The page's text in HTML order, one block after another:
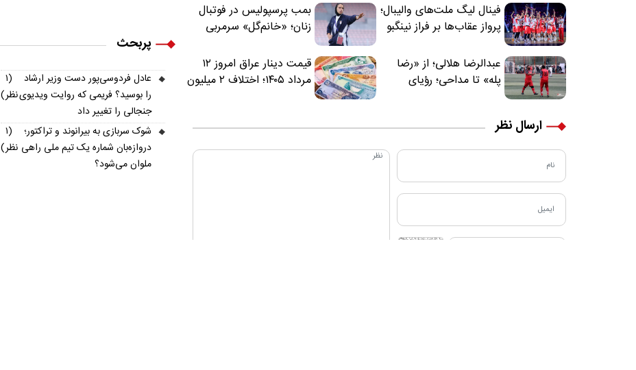
فینال لیگ ملت‌های والیبال؛
پرواز عقاب‌ها بر فراز نینگبو
بمب پرسپولیس در فوتبال
زنان؛ «خانم‌گل» سرمربی
عبدالرضا هلالی؛ از «رضا
پله» تا مداحی؛ رؤیای
قیمت دینار عراق امروز ۱۲
مرداد ۱۴۰۵؛ اختلاف ۲ میلیون
ارسال نظر
پربحث
عادل فردوسی‌پور دست وزیر ارشاد
را بوسید؟ فریمی که روایت ویدیوی
جنجالی را تغییر داد
(۱
نظر)
شوک سربازی به بیرانوند و تراکتور؛
دروازه‌بان شماره یک تیم ملی راهی
ملوان می‌شود؟
(۱
نظر)